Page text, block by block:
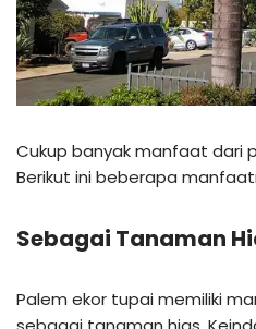
Cukup banyak manfaat dari
Berikut ini beberapa
Sebagai Tanaman
Palem ekor tupai memiliki